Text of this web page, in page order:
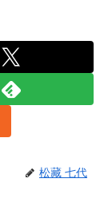
松藏 七代